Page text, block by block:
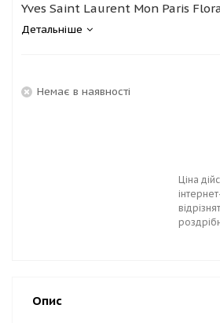
Yves Saint Laurent Mon Paris
Детальніше
Немає в наявності
Ціна
Опис